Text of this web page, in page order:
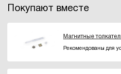
Покупают вместе
Магнитные
Рекомендованы для